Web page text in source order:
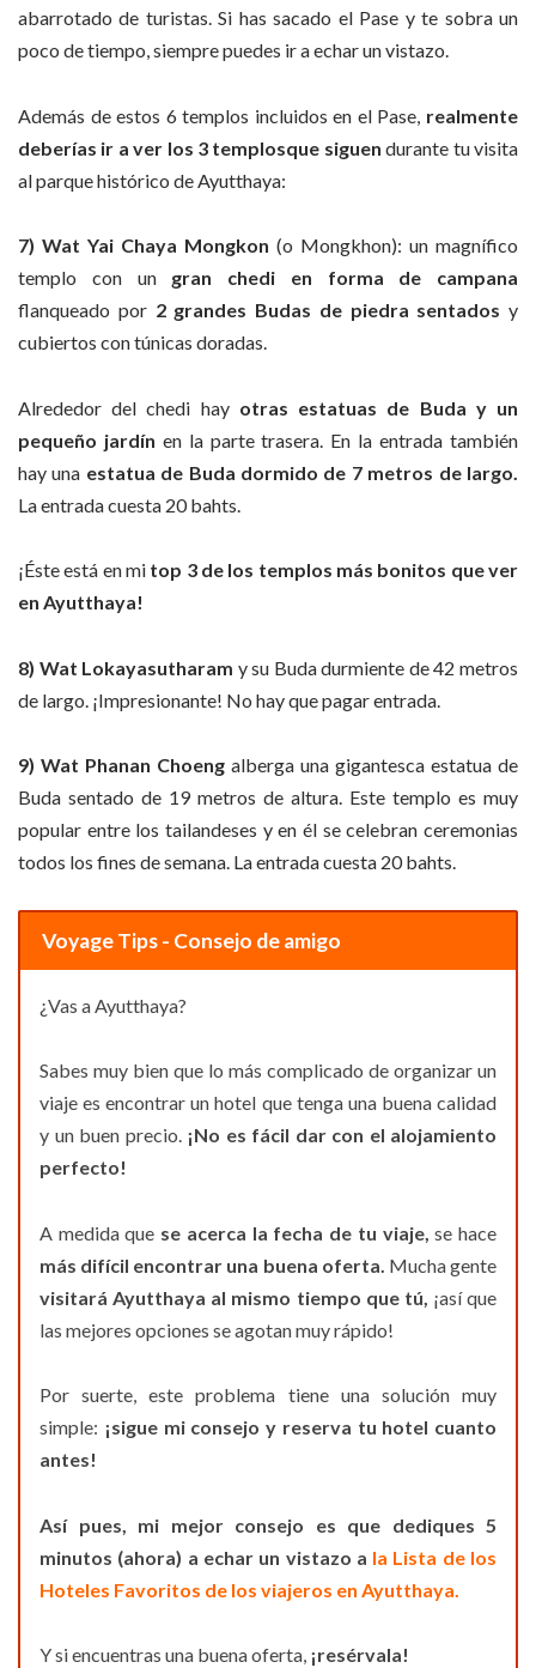
abarrotado de turistas. Si has sacado el Pase y te sobra un
poco de tiempo, siempre puedes ir a echar un vistazo.
Además de estos 6 templos incluidos en el Pase, realmente
deberías ir a ver los 3 templosque siguendurante tu visita
al parque histórico de Ayutthaya:
7) Wat Yai Chaya Mongkon (o Mongkhon): un magnífico
templo con un gran chedi en forma de campana
flanqueado por 2 grandes Budas de piedra sentados y
cubiertos con túnicas doradas.
Alrededor del chedi hay otras estatuas de Buda y un
pequeño jardín en la parte trasera. En la entrada también
hay una estatua de Buda dormido de 7 metros de largo.
La entrada cuesta 20 bahts.
¡Éste está en mi top 3 de los templos más bonitos que ver
en Ayutthaya!
8) Wat Lokayasutharam y su Buda durmiente de 42 metros
de largo. ¡Impresionante! No hay que pagar entrada.
9) Wat Phanan Choeng alberga una gigantesca estatua de
Buda sentado de 19 metros de altura. Este templo es muy
popular entre los tailandeses y en él se celebran ceremonias
todos los fines de semana. La entrada cuesta 20 bahts.
Voyage Tips - Consejo de amigo
¿Vas a Ayutthaya?
Sabes muy bien que lo más complicado de organizar un
viaje es encontrar un hotel que tenga una buena calidad
y un buen precio. ¡No es fácil dar con el alojamiento
perfecto!
A medida que se acerca la fecha de tu viaje, se hace
más difícil encontrar una buena oferta. Mucha gente
visitará Ayutthaya al mismo tiempo que tú, ¡así que
las mejores opciones se agotan muy rápido!
Por suerte, este problema tiene una solución muy
simple: ¡sigue mi consejo y reserva tu hotel cuanto
antes!
Así pues, mi mejor consejo es que dediques 5
minutos (ahora) a echar un vistazo a la Lista de los
Hoteles Favoritos de los viajeros en Ayutthaya.
Y si encuentras una buena oferta, ¡resérvala!